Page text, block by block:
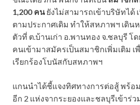
1,200 คนยังไม่สามารถเข้าบริษัทได้
ตามประกาศเดิม ทำให้สหภาพฯ เดิน
ตัวที่ ต.บ้านเก่า อ.พานทอง จ.ชลบุรี โ
คนเข้ามาสมัครเป็นสมาชิกเพิ่มเติม เ
เรียกร้องโบนัสกับสหภาพฯ
แกนนำได้ชี้แจงทิศทางการต่อสู้ พร้อ
อีก 2 แห่งจากระยองและชลบุรีเข้าร่